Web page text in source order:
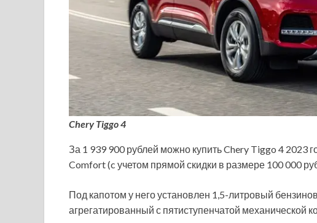
Chery Tiggo 4
За 1 939 900 рублей можно купить Chery Tiggo 4 2023
Comfort (c учетом прямой скидки в размере 100 000
Под капотом у него установлен 1,5-литровый
агрегатированный с пятиступенчатой механической